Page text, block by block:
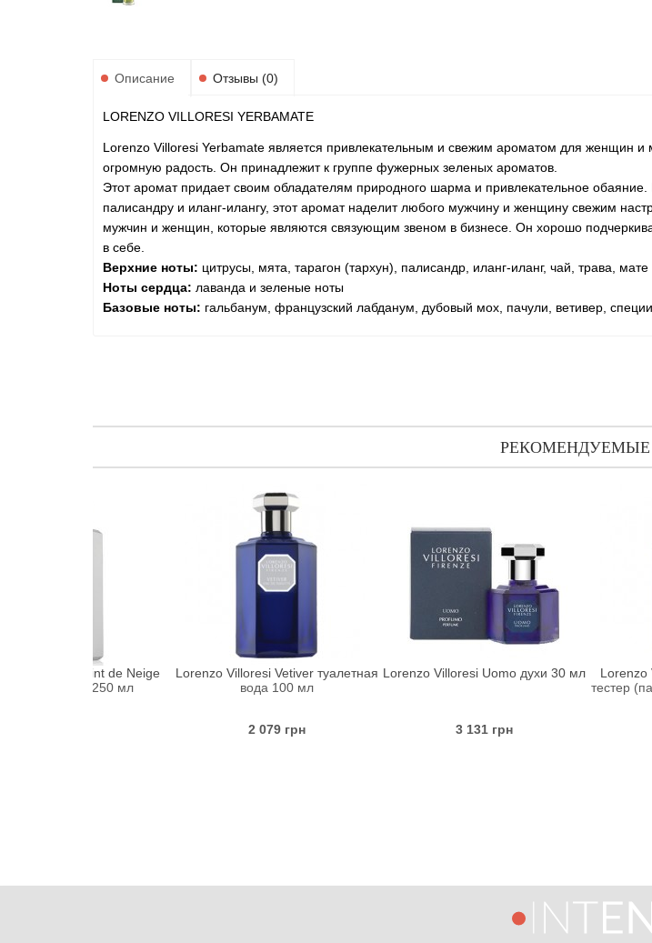
Описание Отзывы (0)
LORENZO VILLORESI YERBAMATE
Lorenzo Villoresi Yerbamate является привлекательным и свежим ароматом для женщин
огромную радость. Он принадлежит к группе фужерных зеленых ароматов.
Этот аромат придает своим обладателям природного шарма и привлекательное
палисандру и иланг-илангу, этот аромат наделит любого мужчину и женщину свежим
мужчин и женщин, которые являются связующим звеном в бизнесе. Он хорошо
в себе.
Верхние ноты: цитрусы, мята, тарагон (тархун), палисандр, иланг-иланг, чай, трава,
Ноты сердца: лаванда и зеленые ноты
Базовые ноты: гальбанум, французский лабданум, дубовый мох, пачули, ветивер,
Lorenzo Villoresi Vetiver туалетная
вода 100 мл
Lorenzo Villoresi Uomo духи 30 мл
Lorenzo Villoresi
тестер